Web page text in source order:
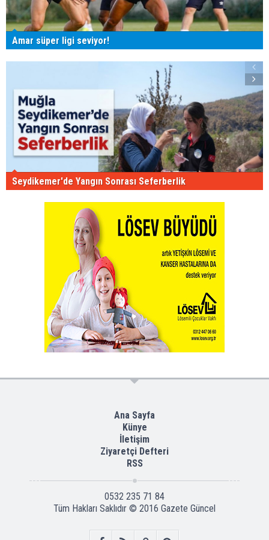
Amar süper ligi seviyor!
Seydikemer'de Yangın Sonrası Seferberlik
Ana Sayfa
Künye
İletişim
Ziyaretçi Defteri
RSS
0532 235 71 84
Tüm Hakları Saklıdır © 2016 Gazete Güncel